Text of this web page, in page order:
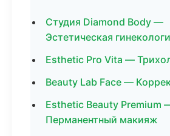
Студия Diamond Body —
Эстетическая
Esthetic Pro Vita —
Beauty Lab Face —
Esthetic Beauty Premium
Перманентный макияж